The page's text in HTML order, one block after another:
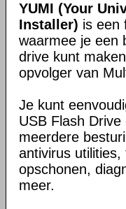
YUMI (Your
Installer) is een
waarmee je een
drive kunt
opvolger van
Je kunt
USB Flash
meerdere
antivirus utilities,
opschonen,
meer.